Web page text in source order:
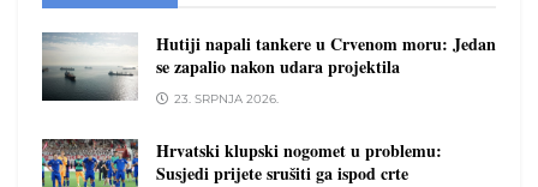
Hutiji napali tankere u Crvenom moru: Jedan
se zapalio nakon udara projektila
23. SRPNJA 2026.
Hrvatski klupski nogomet u problemu:
Susjedi prijete srušiti ga ispod crte